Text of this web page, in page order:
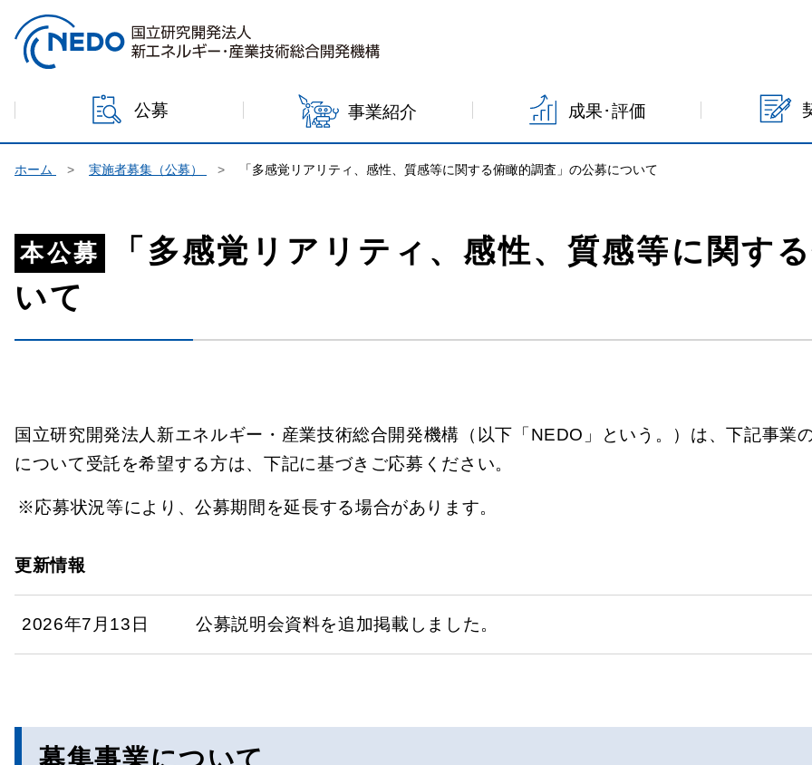
本文へジャンプ
公募 事業紹介 成果･評価
ホーム 実施者募集（公募） 「多感覚リアリティ、感性、質感等に関する俯瞰的調査」の公募について
本公募
「多感覚リアリティ、感性、質感等に関す
いて
国立研究開発法人新エネルギー・産業技術総合開発機構（以下「NEDO」という。）は、下記事業
について受託を希望する方は、下記に基づきご応募ください。
応募状況等により、公募期間を延長する場合があります。
更新情報
2026年7月13日 公募説明会資料を追加掲載しました。
募集事業について